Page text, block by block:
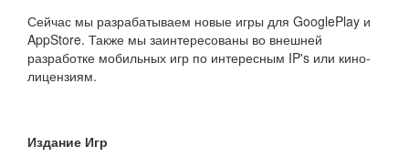
Сейчас мы разрабатываем новые игры для GooglePlay и
AppStore. Также мы заинтересованы во внешней
разработке мобильных игр по интересным IP's или кино-
лицензиям.
Издание Игр